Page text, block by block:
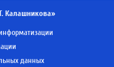
Калашникова»
данных